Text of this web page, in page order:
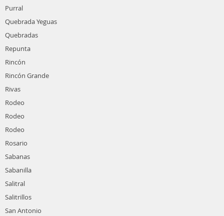
Purral
Quebrada Yeguas
Quebradas
Repunta
Rincón
Rincón Grande
Rivas
Rodeo
Rodeo
Rodeo
Rosario
Sabanas
Sabanilla
Salitral
Salitrillos
San Antonio